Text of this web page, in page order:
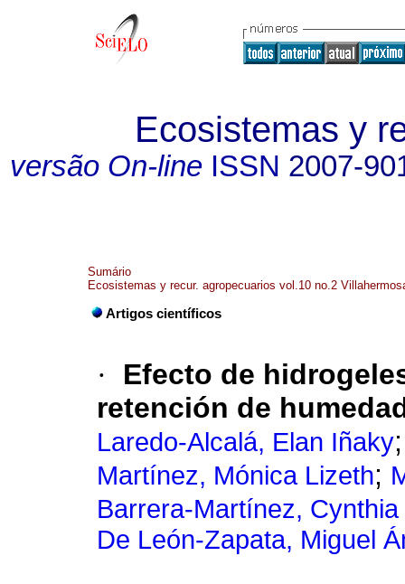
Ecosistemas y
versão On-line ISSN 2007-
Sumário
Ecosistemas y recur. agropecuarios vol.10 no.2
Artigos científicos
·
Efecto de
retención de
Laredo-Alcalá, Elan Iñaky
Martínez, Mónica Lizeth;
Barrera-Martínez,
De León-Zapata, Miguel